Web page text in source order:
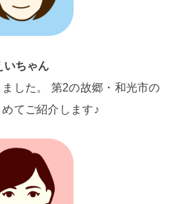
いちゃん
した。 第2の故郷・和光市の
てご紹介します♪